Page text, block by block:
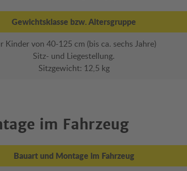
Gewichtsklasse bzw. Altersgruppe
Kinder von 40-125 cm (bis ca. sechs Jahre)
Sitz- und Liegestellung.
Sitzgewicht: 12,5 kg
im Fahrzeug
Bauart und Montage im Fahrzeug